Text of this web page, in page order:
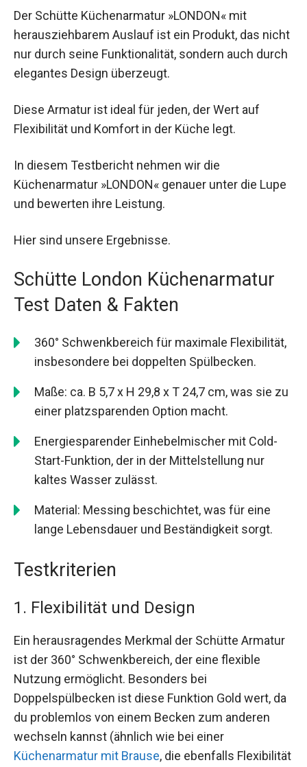
Der Schütte Küchenarmatur »LONDON« mit
herausziehbarem Auslauf ist ein Produkt, das nicht
nur durch seine Funktionalität, sondern auch durch
elegantes Design überzeugt.
Diese Armatur ist ideal für jeden, der Wert auf
Flexibilität und Komfort in der Küche legt.
In diesem Testbericht nehmen wir die
Küchenarmatur »LONDON« genauer unter die Lupe
und bewerten ihre Leistung.
Hier sind unsere Ergebnisse.
Schütte London Küchenarmatur
Test Daten & Fakten
360° Schwenkbereich für maximale Flexibilität,
insbesondere bei doppelten Spülbecken.
Maße: ca. B 5,7 x H 29,8 x T 24,7 cm, was sie zu
einer platzsparenden Option macht.
Energiesparender Einhebelmischer mit Cold-
Start-Funktion, der in der Mittelstellung nur
kaltes Wasser zulässt.
Material: Messing beschichtet, was für eine
lange Lebensdauer und Beständigkeit sorgt.
Testkriterien
1. Flexibilität und Design
Ein herausragendes Merkmal der Schütte Armatur
ist der 360° Schwenkbereich, der eine flexible
Nutzung ermöglicht. Besonders bei
Doppelspülbecken ist diese Funktion Gold wert, da
du problemlos von einem Becken zum anderen
wechseln kannst (ähnlich wie bei einer
Küchenarmatur mit Brause, die ebenfalls Flexibilität